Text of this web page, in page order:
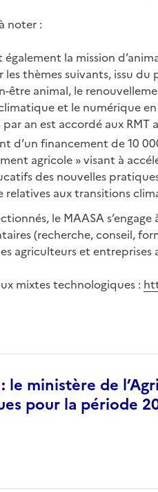
noter :
la mission
les thèmes suivants, issu
être animal, le
et le numérique
an est accordé aux RMT
d’un financement de 10
agricole » visant à
des nouvelles
aux transitions
le MAASA
(recherche, conseil,
agriculteurs et entreprises
mixtes technologiques :
le ministère de
pour la période